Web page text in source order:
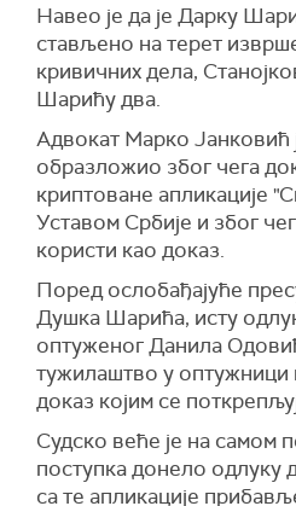
Навео је да је Дарку
стављено на терет
кривичних дела,
Шарићу два.
Адвокат Марко Јанковић
образложио због чега
криптоване апликације
Уставом Србије и због
користи као доказ.
Поред ослобађајуће
Душка Шарића, исту
оптуженог Данила
тужилаштво у оптужници
доказ којим се
Судско веће је на самом
поступка донело одлуку
са те апликације